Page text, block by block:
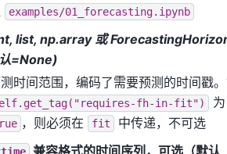
examples/01_forecasting.ipynb
list, np.array 或
=None)
时间范围，编码了需要预测的时间戳
fh-in-fit") 为
，则必须在 fit
中传递，不可选